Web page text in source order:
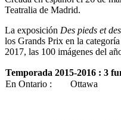
Teatralia de Madrid.
La exposición Des pieds et
los Grands Prix en la
2017, las 100 imágenes del
Temporada 2015-2016 : 3
En Ontario :
Ottawa